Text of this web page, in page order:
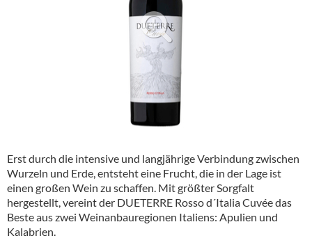
Erst durch die intensive und langjährige Verbindung zwischen
Wurzeln und Erde, entsteht eine Frucht, die in der Lage ist
einen großen Wein zu schaffen. Mit größter Sorgfalt
hergestellt, vereint der DUETERRE Rosso d´Italia Cuvée das
Beste aus zwei Weinanbauregionen Italiens: Apulien und
Kalabrien.